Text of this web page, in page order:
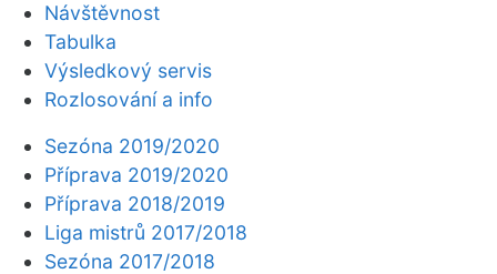
Návštěvnost
Tabulka
Výsledkový servis
Rozlosování a info
Sezóna 2019/2020
Příprava 2019/2020
Příprava 2018/2019
Liga mistrů 2017/2018
Sezóna 2017/2018